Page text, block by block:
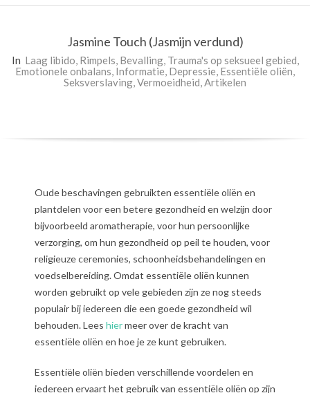
Menu
Jasmine Touch (Jasmijn verdund)
In Laag libido, Rimpels, Bevalling, Trauma's op seksueel gebied,
Emotionele onbalans, Informatie, Depressie, Essentiële oliën,
Seksverslaving,Vermoeidheid,Artikelen
Oude beschavingen gebruikten essentiële oliën en
plantdelen voor een betere gezondheid en welzijn door
bijvoorbeeld aromatherapie, voor hun persoonlijke
verzorging, om hun gezondheid op peil te houden, voor
religieuze ceremonies, schoonheidsbehandelingen en
voedselbereiding. Omdat essentiële oliën kunnen
worden gebruikt op vele gebieden zijn ze nog steeds
populair bij iedereen die een goede gezondheid wil
behouden. Lees hiermeer over de kracht van
essentiële oliën en hoe je ze kunt gebruiken.
Essentiële oliën bieden verschillende voordelen en
iedereen ervaart het gebruik van essentiële oliën op zijn